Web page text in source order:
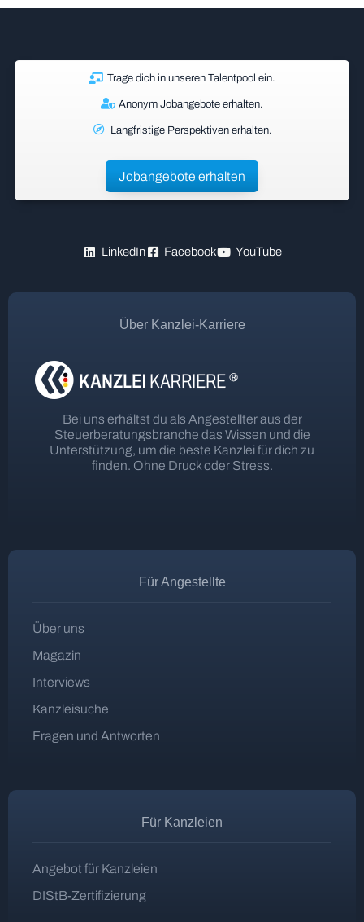
Trage dich in unseren Talentpool ein.
Anonym Jobangebote erhalten.
Langfristige Perspektiven erhalten.
Jobangebote erhalten
LinkedIn Facebook YouTube
Über Kanzlei-Karriere
Bei uns erhältst du als Angestellter aus der
Steuerberatungsbranche das Wissen und die
Unterstützung, um die beste Kanzlei für dich zu
finden. Ohne Druck oder Stress.
Für Angestellte
Über uns
Magazin
Interviews
Kanzleisuche
Fragen und Antworten
Für Kanzleien
Angebot für Kanzleien
DIStB-Zertifizierung